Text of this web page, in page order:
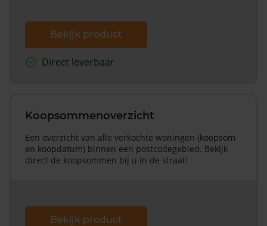
Bekijk product
Direct leverbaar
Koopsommenoverzicht
Een overzicht van alle verkochte woningen (koopsom
en koopdatum) binnen een postcodegebied. Bekijk
direct de koopsommen bij u in de straat!
Bekijk product